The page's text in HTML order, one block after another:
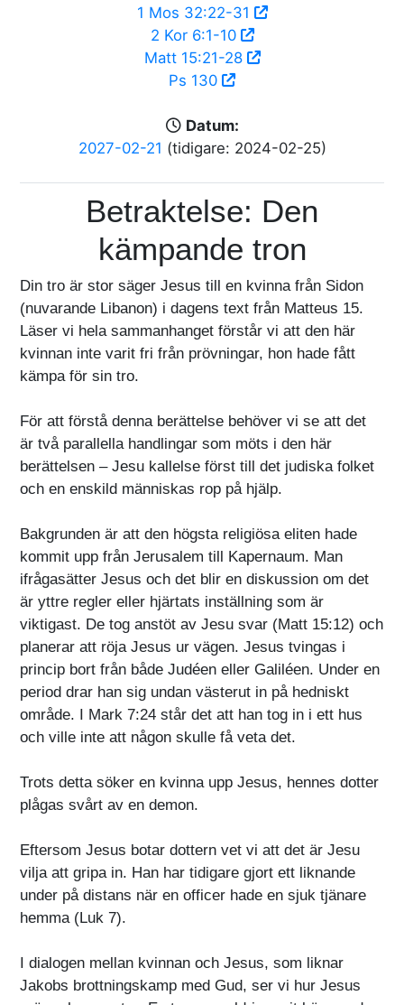
1 Mos 32:22-31
2 Kor 6:1-10
Matt 15:21-28
Ps 130
Datum:
2027-02-21 (tidigare: 2024-02-25)
Betraktelse: Den
kämpande tron
Din tro är stor säger Jesus till en kvinna från Sidon
(nuvarande Libanon) i dagens text från Matteus 15.
Läser vi hela sammanhanget förstår vi att den här
kvinnan inte varit fri från prövningar, hon hade fått
kämpa för sin tro.
För att förstå denna berättelse behöver vi se att det
är två parallella handlingar som möts i den här
berättelsen – Jesu kallelse först till det judiska folket
och en enskild människas rop på hjälp.
Bakgrunden är att den högsta religiösa eliten hade
kommit upp från Jerusalem till Kapernaum. Man
ifrågasätter Jesus och det blir en diskussion om det
är yttre regler eller hjärtats inställning som är
viktigast. De tog anstöt av Jesu svar (Matt 15:12) och
planerar att röja Jesus ur vägen. Jesus tvingas i
princip bort från både Judéen eller Galiléen. Under en
period drar han sig undan västerut in på hedniskt
område. I Mark 7:24 står det att han tog in i ett hus
och ville inte att någon skulle få veta det.
Trots detta söker en kvinna upp Jesus, hennes dotter
plågas svårt av en demon.
Eftersom Jesus botar dottern vet vi att det är Jesu
vilja att gripa in. Han har tidigare gjort ett liknande
under på distans när en officer hade en sjuk tjänare
hemma (Luk 7).
I dialogen mellan kvinnan och Jesus, som liknar
Jakobs brottningskamp med Gud, ser vi hur Jesus